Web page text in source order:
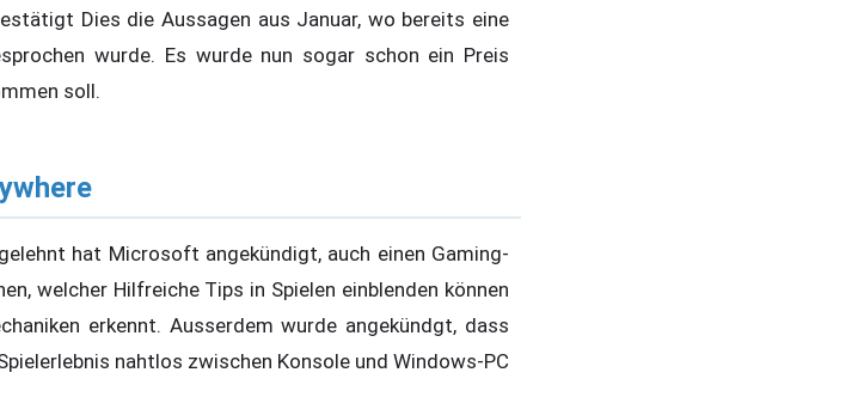
Dies die Aussagen aus Januar, wo bereits eine
wurde. Es wurde nun sogar schon ein Preis
soll.
hat Microsoft angekündigt, auch einen Gaming-
welcher Hilfreiche Tips in Spielen einblenden können
erkennt. Ausserdem wurde angekündgt, dass
nahtlos zwischen Konsole und Windows-PC